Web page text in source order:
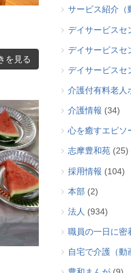
を見る
サービス紹介（
デイサービスセ
デイサービスセ
デイサービスセ
介護付有料老人
介護情報 (34)
心を癒すエピソ
志摩豊和苑(25)
採用情報 (104)
本部 (2)
法人 (934)
職員の一日に密
自宅で介護（動